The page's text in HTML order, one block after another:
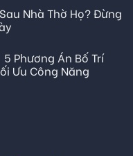
Nhà Thờ Họ? Đừng
Phương Án Bố Trí
Ưu Công Năng